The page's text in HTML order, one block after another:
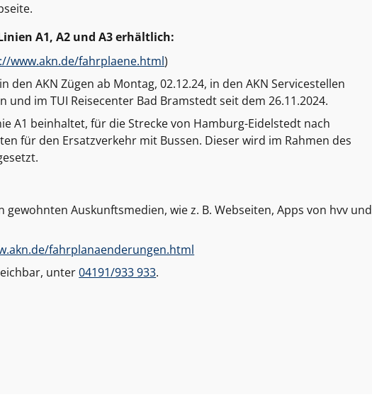
A1, A2 und A3 erhältlich:
www.akn.de/fahrplaene.html)
den AKN Zügen ab Montag, 02.12.24, in den AKN Servicestellen
und im TUI Reisecenter Bad Bramstedt seit dem 26.11.2024.
A1 beinhaltet, für die Strecke von Hamburg-Eidelstedt nach
für den Ersatzverkehr mit Bussen. Dieser wird im Rahmen des
gewohnten Auskunftsmedien, wie z. B. Webseiten, Apps von hvv und
fahrplanaenderungen.html
unter04191/933 933.